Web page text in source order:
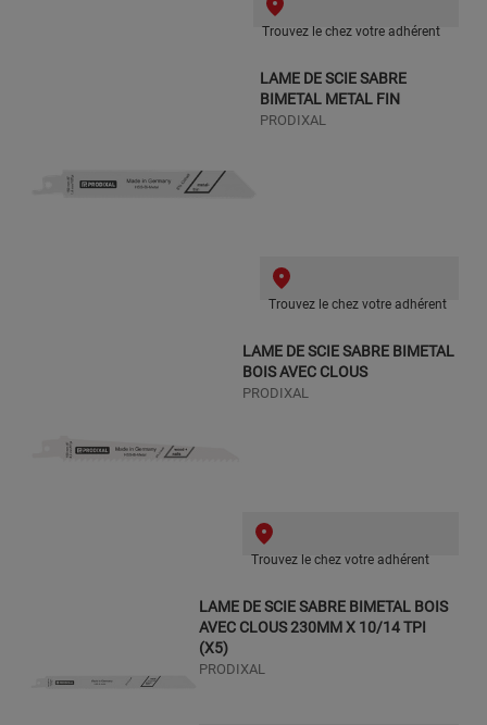
Trouvez le chez votre adhérent
LAME DE SCIE SABRE
BIMETAL METAL FIN
PRODIXAL
Trouvez le chez votre adhérent
LAME DE SCIE SABRE BIMETAL
BOIS AVEC CLOUS
PRODIXAL
Trouvez le chez votre adhérent
LAME DE SCIE SABRE BIMETAL BOIS
AVEC CLOUS 230MM X 10/14 TPI
(X5)
PRODIXAL